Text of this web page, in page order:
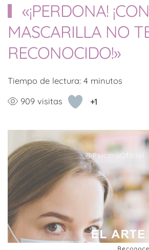
«¡PERDONA!
MASCARILLA NO
RECONOCIDO!»
Tiempo de lectura: 4 minutos
909 visitas
+1